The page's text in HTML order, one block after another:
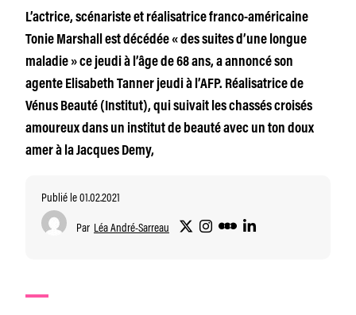
L’actrice, scénariste et réalisatrice franco-américaine
Tonie Marshall est décédée « des suites d’une longue
maladie » ce jeudi à l’âge de 68 ans, a annoncé son
agente Elisabeth Tanner jeudi à l’AFP. Réalisatrice de
Vénus Beauté (Institut), qui suivait les chassés croisés
amoureux dans un institut de beauté avec un ton doux
amer à la Jacques Demy,
Publié le 01.02.2021
Par Léa André-Sarreau